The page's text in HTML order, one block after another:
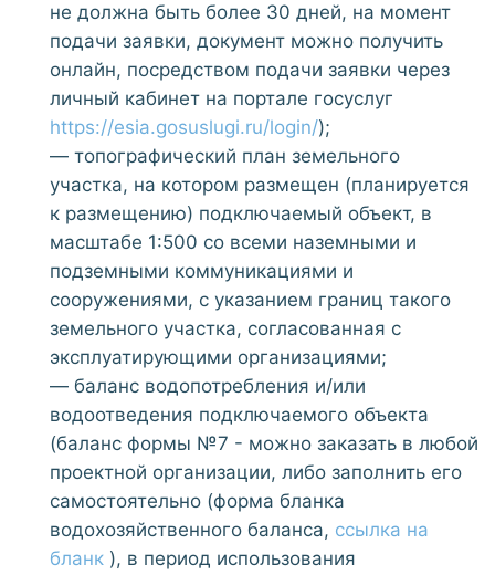
не должна быть более 30 дней, на момент
подачи заявки, документ можно получить
онлайн, посредством подачи заявки через
личный кабинет на портале госуслуг
https://esia.gosuslugi.ru/login/);
— топографический план земельного
участка, на котором размещен (планируется
к размещению) подключаемый объект, в
масштабе 1:500 со всеми наземными и
подземными коммуникациями и
сооружениями, с указанием границ такого
земельного участка, согласованная с
эксплуатирующими организациями;
— баланс водопотребления и/или
водоотведения подключаемого объекта
(баланс формы №7 - можно заказать в любой
проектной организации, либо заполнить его
самостоятельно (форма бланка
водохозяйственного баланса, ссылка на
бланк ), в период использования